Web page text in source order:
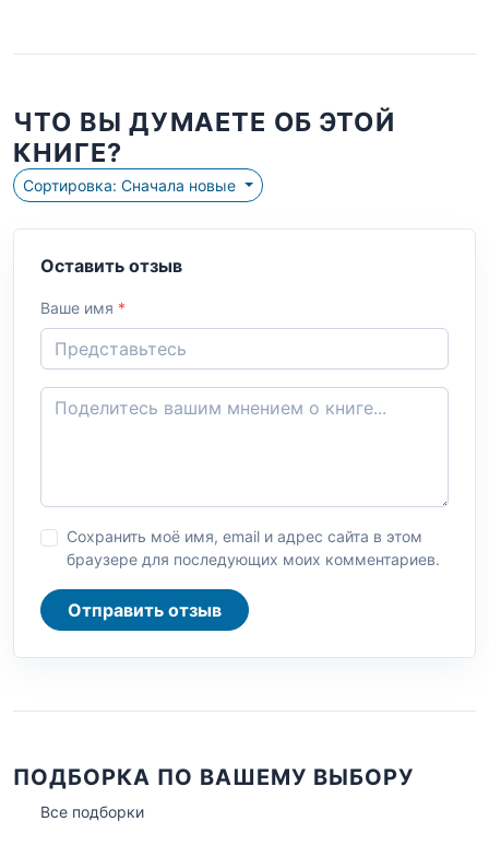
ЧТО ВЫ ДУМАЕТЕ ОБ ЭТОЙ
КНИГЕ?
Сортировка: Сначала новые
Оставить отзыв
Ваше имя *
Сохранить моё имя, email и адрес сайта в этом
браузере для последующих моих комментариев.
Отправить отзыв
ПОДБОРКА ПО ВАШЕМУ ВЫБОРУ
Все подборки